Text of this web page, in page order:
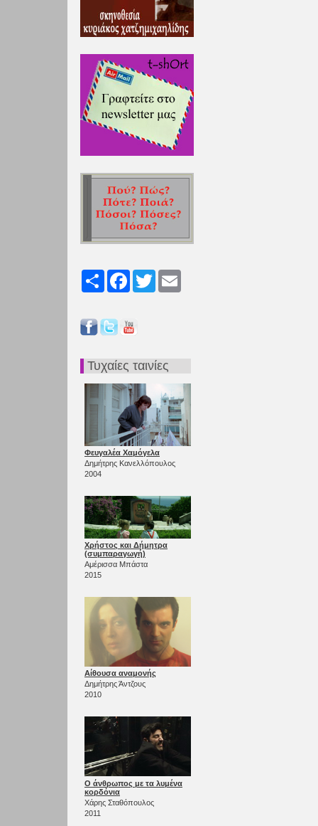
Share FacebookTwitter
Τυχαίες ταινίες
Φευγαλέα Χαμόγελα
Δημήτρης Κανελλόπουλος
2004
Χρήστος και Δήμητρα
(συμπαραγωγή)
Αμέρισσα Μπάστα
2015
Αίθουσα αναμονής
Δημήτρης Άντζους
2010
Ο άνθρωπος με τα λυμένα
κορδόνια
Χάρης Σταθόπουλος
2011